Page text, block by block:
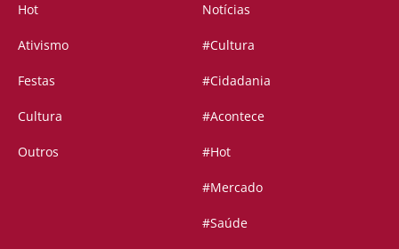
Hot
Ativismo
Festas
Cultura
Outros
Notícias
#Cultura
#Cidadania
#Acontece
#Hot
#Mercado
#Saúde